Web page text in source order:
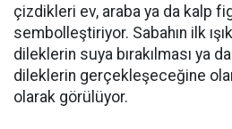
çizdikleri ev, araba ya da kalp
sembolleştiriyor. Sabahın ilk
dileklerin suya bırakılması ya
dileklerin gerçekleşeceğine
olarak görülüyor.